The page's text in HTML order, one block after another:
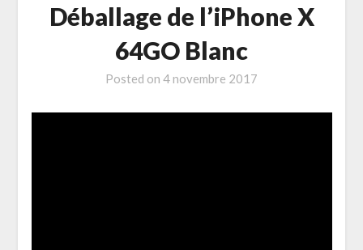
Déballage de l’iPhone X
64GO Blanc
Posted on 4 novembre 2017